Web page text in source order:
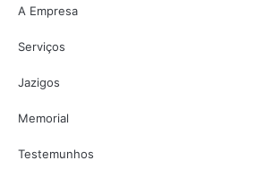
A Empresa
Serviços
Jazigos
Memorial
Testemunhos